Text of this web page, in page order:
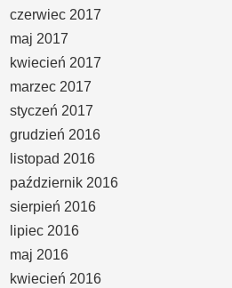
czerwiec 2017
maj 2017
kwiecień 2017
marzec 2017
styczeń 2017
grudzień 2016
listopad 2016
październik 2016
sierpień 2016
lipiec 2016
maj 2016
kwiecień 2016